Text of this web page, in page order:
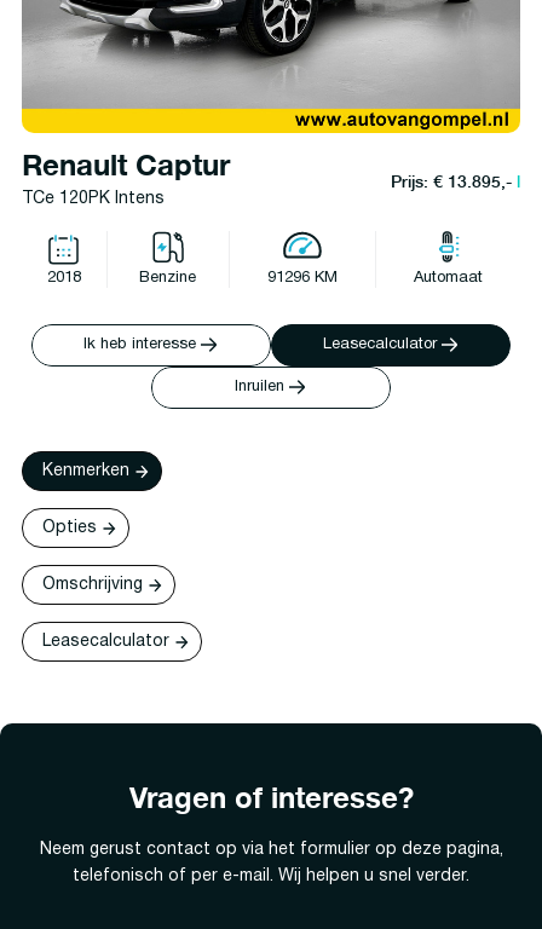
Renault Captur
TCe 120PK Intens
Prijs: € 13.895,-l
2018 Benzine 91296 KM Automaat
Ik heb interesse Leasecalculator
Inruilen
Kenmerken
Opties
Omschrijving
Leasecalculator
Vragen of interesse?
Neem gerust contact op via het formulier op deze pagina,
telefonisch of per e-mail. Wij helpen u snel verder.